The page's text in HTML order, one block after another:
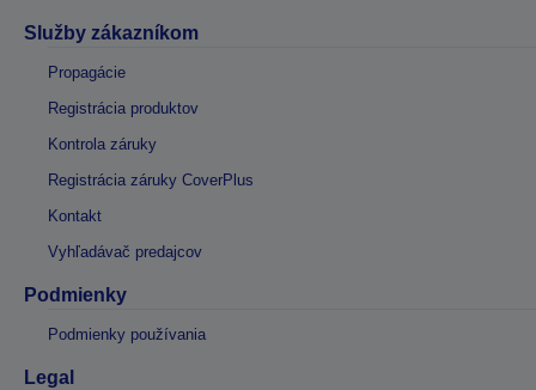
Služby zákazníkom
Propagácie
Registrácia produktov
Kontrola záruky
Registrácia záruky CoverPlus
Kontakt
Vyhľadávač predajcov
Podmienky
Podmienky používania
Legal